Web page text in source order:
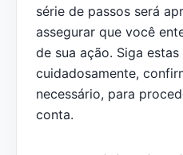
série de passos será
assegurar que você
de sua ação. Siga
cuidadosamente,
necessário, para
conta.